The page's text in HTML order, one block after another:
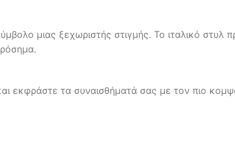
μιας ξεχωριστής στιγμής. Το ιταλικό
εκφράστε τα συναισθήματά σας με τον πιο